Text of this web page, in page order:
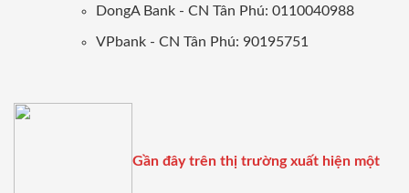
DongA Bank - CN Tân Phú: 0110040988
VPbank - CN Tân Phú: 90195751
Gần đây trên thị trường xuất hiện một